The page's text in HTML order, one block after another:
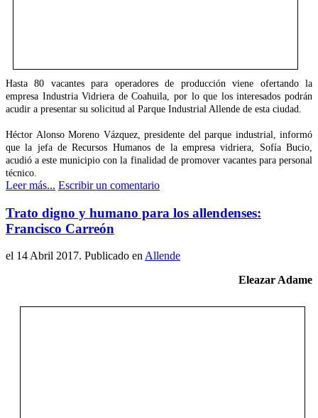
Hasta 80 vacantes para operadores de producción viene ofertando la
empresa Industria Vidriera de Coahuila, por lo que los interesados podrán
acudir a presentar su solicitud al Parque Industrial Allende de esta ciudad.
Héctor Alonso Moreno Vázquez, presidente del parque industrial, informó
que la jefa de Recursos Humanos de la empresa vidriera, Sofía Bucio,
acudió a este municipio con la finalidad de promover vacantes para personal
técnico.
Leer más... Escribir un comentario
Trato digno y humano para los allendenses:
Francisco Carreón
el 14 Abril 2017. Publicado en Allende
Eleazar Adame